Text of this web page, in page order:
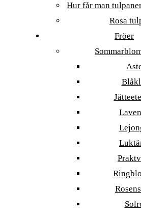
Hur får man
Rosa
Fröer